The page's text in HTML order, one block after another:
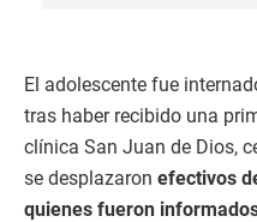
El adolescente fue
tras haber recibido una
clínica San Juan de Dios,
se desplazaron efectivos
quienes fueron